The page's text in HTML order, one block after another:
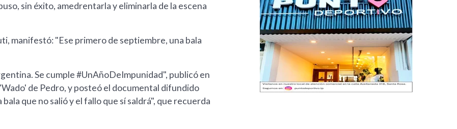
sin éxito, amedrentarla y eliminarla de la escena
manifestó: "Ese primero de septiembre, una bala
Se cumple #UnAñoDeImpunidad", publicó en
de Pedro, y posteó el documental difundido
que no salió y el fallo que sí saldrá", que recuerda